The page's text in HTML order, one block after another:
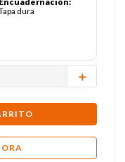
dura
＋